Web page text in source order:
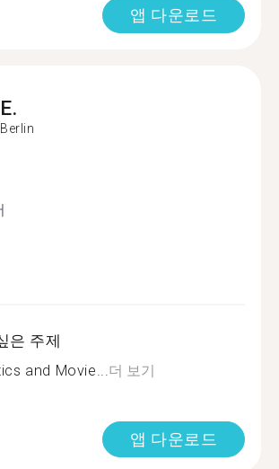
앱 다운로드
E.
Berlin
은 주제
and Movie...더 보기
앱 다운로드